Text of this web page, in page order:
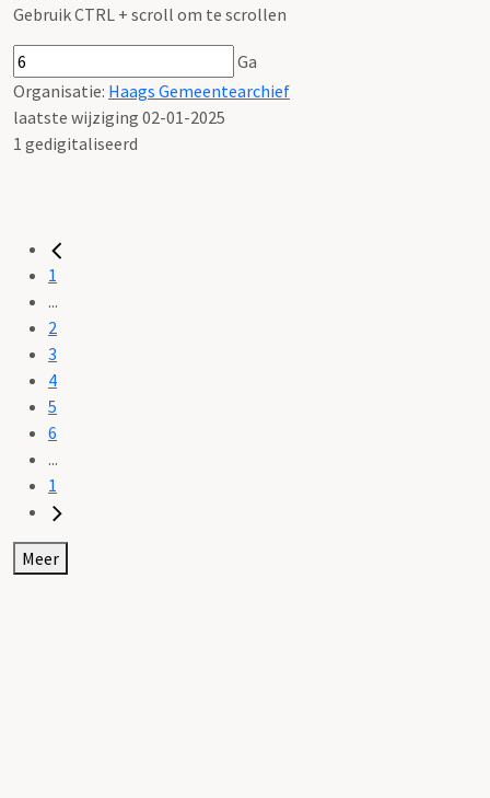
Gebruik CTRL + scroll om te scrollen
Ga
Organisatie: Haags Gemeentearchief
laatste wijziging 02-01-2025
1 gedigitaliseerd
1
...
2
3
4
5
6
...
1
Meer